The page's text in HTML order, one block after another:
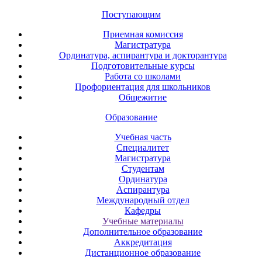
Поступающим
Приемная комиссия
Магистратура
Ординатура, аспирантура и докторантура
Подготовительные курсы
Работа со школами
Профориентация для школьников
Общежитие
Образование
Учебная часть
Специалитет
Магистратура
Студентам
Ординатура
Аспирантура
Международный отдел
Кафедры
Учебные материалы
Дополнительное образование
Аккредитация
Дистанционное образование